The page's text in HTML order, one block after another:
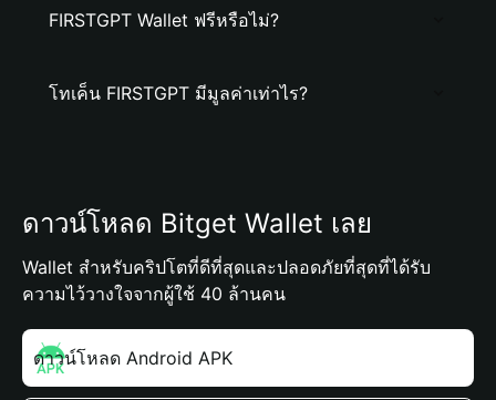
FIRSTGPT Wallet ฟรีหรือไม่?
โทเค็น FIRSTGPT มีมูลค่าเท่าไร?
ดาวน์โหลด Bitget Wallet เลย
Wallet สำหรับคริปโตที่ดีที่สุดและปลอดภัยที่สุดที่ได้รับ
ความไว้วางใจจากผู้ใช้ 40 ล้านคน
ดาวน์โหลด Android APK